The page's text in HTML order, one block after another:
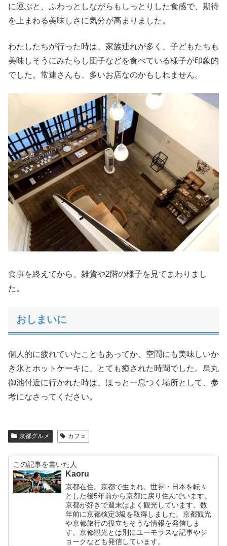
に運ぶと、ふわっとしながらもしっとりした食感で、期待
を上まわる美味しさに気分が高まりました。
わたしたちが行った時は、家族連れが多く、子どもたちも
美味しそうにみたらし団子などを食べている様子が印象的
でした。常連さんも、多いお店なのかもしれません。
食事を終えてから、雑貨や2階の様子を見てまわりまし
た。
おしまいに
個人的に疲れていたこともあってか、空間にも美味しいか
き氷とホットケーキに、とても癒された時間でした。烏丸
御池付近に行かれた時は、ほっと一息つく場所として、参
考になさってください。
京都グルメ カフェ
この記事を書いた人
Kaoru
京都在住。京都で生まれ、世界・日本を転々
とした後5年前から京都に戻り住んでいます。
京都が好きで週末はよく観光しています。数
年前に京都検定3級を取得しました。京都観光
や京都旅行の役立ちそうな情報を発信しま
す。京都観光とは別にユーモラスな記事やジ
ョークなども発信しています。